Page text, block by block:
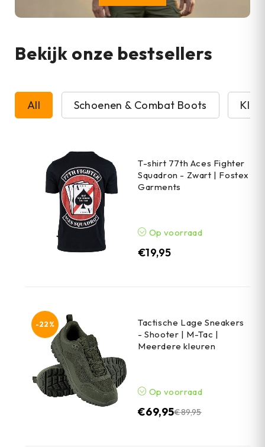
Bekijk onze bestsellers
All Schoenen & Combat Boots
T-shirt 77th Aces Fighter
Squadron - Zwart | Fostex
Garments
Op voorraad
€19,95
-22%
Tactische Lage Sneakers
- Shooter | M-Tac |
Meerdere kleuren
Op voorraad
€89,95
€69,95